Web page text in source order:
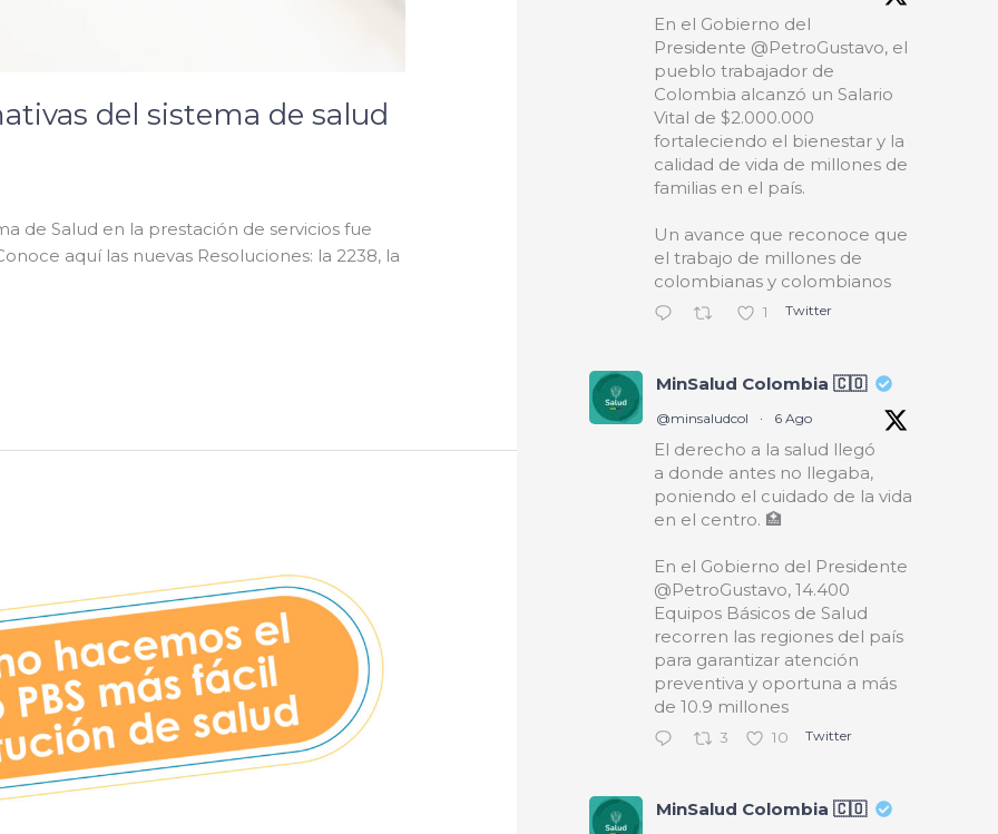
del sistema de salud
de Salud en la prestación de servicios fue
aquí las nuevas Resoluciones: la 2238, la
En el Gobierno del
Presidente @PetroGustavo, el
pueblo trabajador de
Colombia alcanzó un Salario
Vital de $2.000.000
fortaleciendo el bienestar y la
calidad de vida de millones de
familias en el país.
Un avance que reconoce que
el trabajo de millones de
colombianas y colombianos
1 Twitter
MinSalud Colombia 🇨🇴
@minsaludcol · 6 Ago
El derecho a la salud llegó
a donde antes no llegaba,
poniendo el cuidado de la vida
en el centro. 🏥
En el Gobierno del Presidente
@PetroGustavo, 14.400
Equipos Básicos de Salud
recorren las regiones del país
para garantizar atención
preventiva y oportuna a más
de 10.9 millones
3 10 Twitter
MinSalud Colombia 🇨🇴